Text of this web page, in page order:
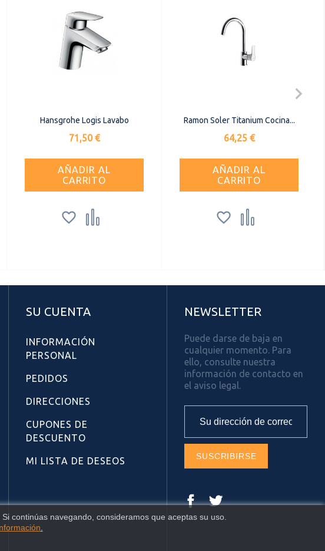
continúas navegando, consideramos que aceptas su uso.
Hansgrohe Logis Lavabo
Precio
71,50 €
AÑADIR AL
CARRITO
 
Ramon Soler Titanium Cocina...
Precio
64,25 €
AÑADIR AL
CARRITO
 

SU CUENTA
INFORMACIÓN
PERSONAL
PEDIDOS
DIRECCIONES
CUPONES DE
DESCUENTO
MI LISTA DE DESEOS
NEWSLETTER
Puede darse de baja en
cualquier momento. Para
ello, consulte nuestra
información de contacto en
el aviso legal.
Facebook